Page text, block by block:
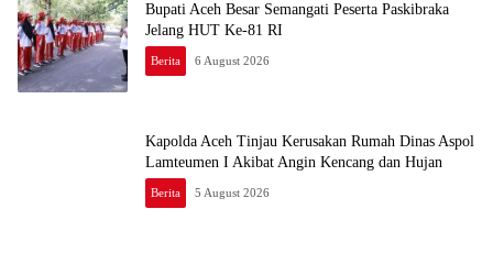
Bupati Aceh Besar Semangati Peserta Paskibraka
Jelang HUT Ke-81 RI
Berita 6 August 2026
Kapolda Aceh Tinjau Kerusakan Rumah Dinas Aspol
Lamteumen I Akibat Angin Kencang dan Hujan
Berita 5 August 2026